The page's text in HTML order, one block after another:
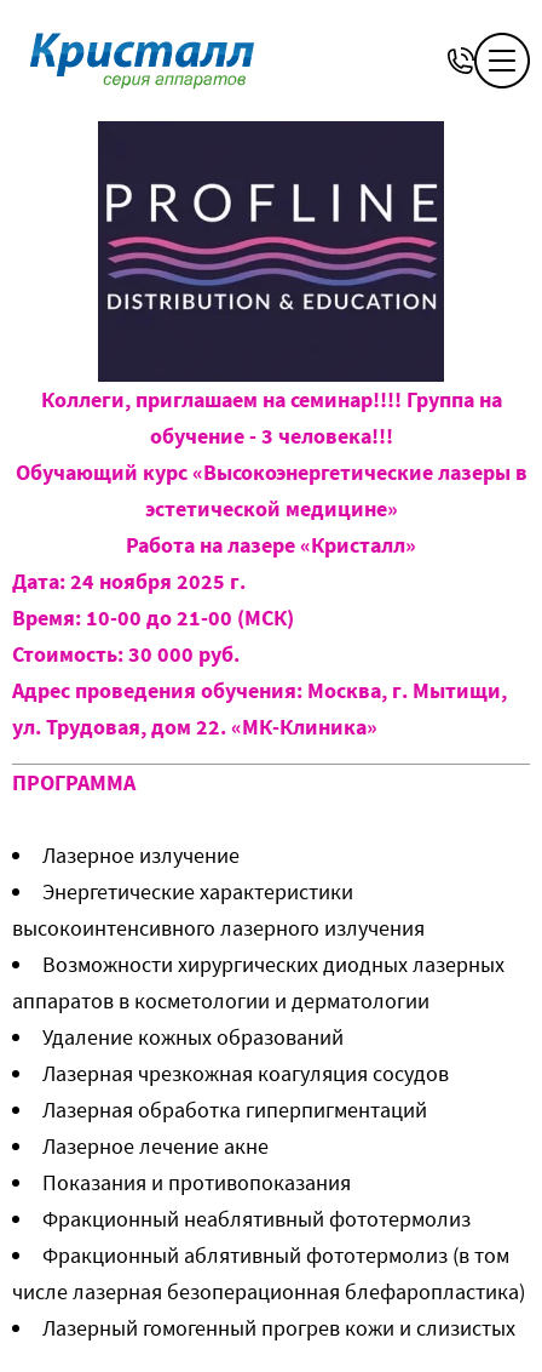
Коллеги, приглашаем на семинар!!!! Группа на
обучение - 3 человека!!!
Обучающий курс «Высокоэнергетические лазеры в
эстетической медицине»
Работа на лазере «Кристалл»
Дата: 24 ноября 2025 г.
Время: 10-00 до 21-00 (МСК)
Стоимость: 30 000 руб.
Адрес проведения обучения: Москва, г. Мытищи,
ул. Трудовая, дом 22. «МК-Клиника»
ПРОГРАММА
Лазерное излучение
Энергетические характеристики
высокоинтенсивного лазерного излучения
Возможности хирургических диодных лазерных
аппаратов в косметологии и дерматологии
Удаление кожных образований
Лазерная чрезкожная коагуляция сосудов
Лазерная обработка гиперпигментаций
Лазерное лечение акне
Показания и противопоказания
Фракционный неаблятивный фототермолиз
Фракционный аблятивный фототермолиз (в том
числе лазерная безоперационная блефаропластика)
Лазерный гомогенный прогрев кожи и слизистых